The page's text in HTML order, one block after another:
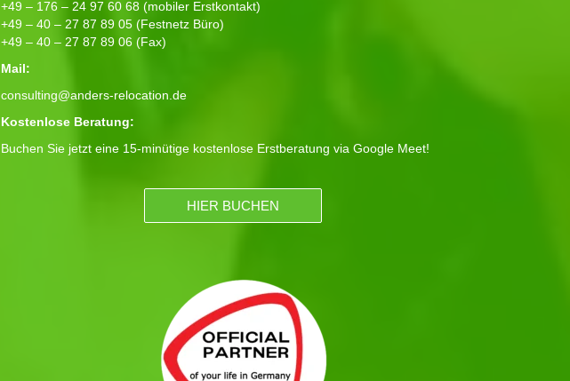
+49 – 176 – 24 97 60 68 (mobiler Erstkontakt)
+49 – 40 – 27 87 89 05 (Festnetz Büro)
+49 – 40 – 27 87 89 06 (Fax)
Mail:
consulting@anders-relocation.de
Kostenlose Beratung:
Buchen Sie jetzt eine 15-minütige kostenlose Erstberatung via Google Meet!
HIER BUCHEN